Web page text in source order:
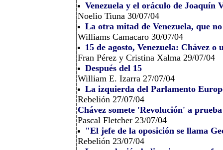
Venezuela y el oráculo de Joaquín
Noelio Tiuna 30/07/04
La otra mitad de Venezuela, que
Williams Camacaro 30/07/04
15 de agosto, Venezuela: Chávez o
Fran Pérez y Cristina Xalma 29/07/04
Después del 15
William E. Izarra 27/07/04
La izquierda del Parlamento
Rebelión 27/07/04
Chávez somete 'Revolución' a
Pascal Fletcher 23/07/04
"El jefe de la oposición se llama
Rebelión 23/07/04